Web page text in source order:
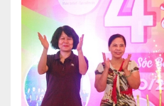
Báo chí nói
Tin tức BHYT
DỊCH VỤ
Các chuyên khoa tại Phòng